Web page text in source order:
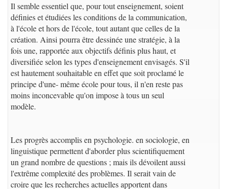
Il semble essentiel que, pour tout enseignement, soient
définies et étudiées les conditions de la communication,
à l'école et hors de l'école, tout autant que celles de la
création. Ainsi pourra être dessinée une stratégie, à la
fois une, rapportée aux objectifs définis plus haut, et
diversifiée selon les types d'enseignement envisagés. S'il
est hautement souhaitable en effet que soit proclamé le
principe d'une- même école pour tous, il n'en reste pas
moins inconcevable qu'on impose à tous un seul
modèle.
Les progrès accomplis en psychologie. en sociologie, en
linguistique permettent d'aborder plus scientifiquement
un grand nombre de questions ; mais ils dévoilent aussi
l'extrême complexité des problèmes. Il serait vain de
croire que les recherches actuelles apportent dans